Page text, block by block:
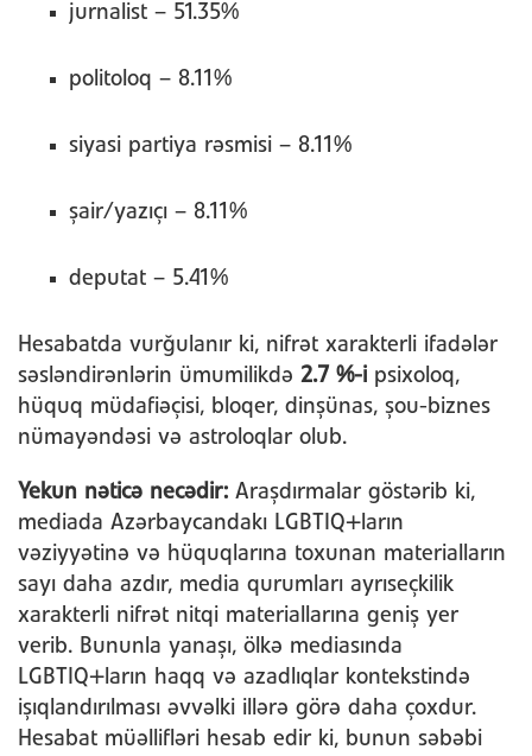
jurnalist – 51.35%
politoloq – 8.11%
siyasi partiya rəsmisi – 8.11%
şair/yazıçı – 8.11%
deputat – 5.41%
Hesabatda vurğulanır ki, nifrət xarakterli ifadələr
səsləndirənlərin ümumilikdə 2.7 %-i psixoloq,
hüquq müdafiəçisi, bloqer, dinşünas, şou-biznes
nümayəndəsi və astroloqlar olub.
Yekun nəticə necədir: Araşdırmalar göstərib ki,
mediada Azərbaycandakı LGBTIQ+ların
vəziyyətinə və hüquqlarına toxunan materialların
sayı daha azdır, media qurumları ayrıseçkilik
xarakterli nifrət nitqi materiallarına geniş yer
verib. Bununla yanaşı, ölkə mediasında
LGBTIQ+ların haqq və azadlıqlar kontekstində
işıqlandırılması əvvəlki illərə görə daha çoxdur.
Hesabat müəllifləri hesab edir ki, bunun səbəbi